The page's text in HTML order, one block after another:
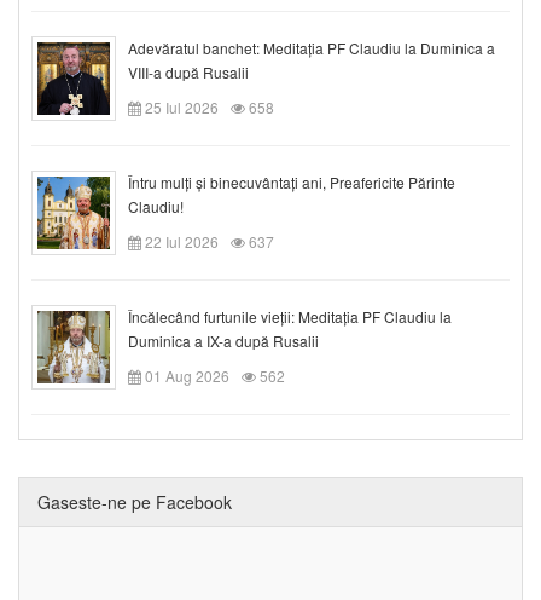
Adevăratul banchet: Meditația PF Claudiu la Duminica a
VIII-a după Rusalii
25 Iul 2026
658
Întru mulți și binecuvântați ani, Preafericite Părinte
Claudiu!
22 Iul 2026
637
Încălecând furtunile vieții: Meditația PF Claudiu la
Duminica a IX-a după Rusalii
01 Aug 2026
562
Gaseste-ne pe Facebook